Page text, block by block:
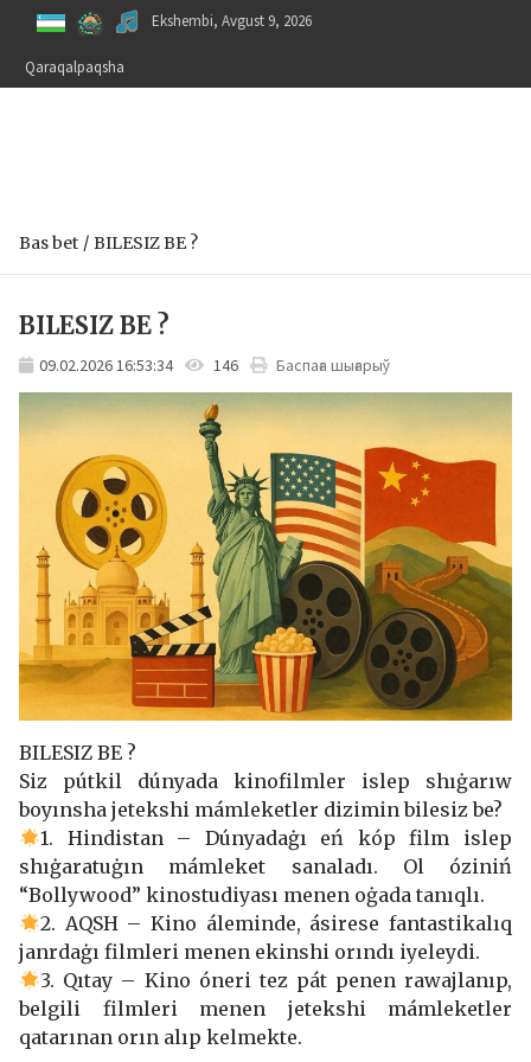
content
Ekshembi, Avgust 9, 2026
Qaraqalpaqsha
Bas bet BILESIZ BE ?
BILESIZ BE ?
09.02.2026 16:53:34 146 Баспаға шығарыў
BILESIZ BE ?
Siz pútkil dúnyada kinofilmler islep shıġarıw
boyınsha jetekshi mámleketler dizimin bilesiz be?
1. Hindistan – Dúnyadaġı eń kóp film islep
shıġaratuġın mámleket sanaladı. Ol óziniń
“Bollywood” kinostudiyası menen oġada tanıqlı.
2. AQSH – Kino áleminde, ásirese fantastikalıq
janrdaġı filmleri menen ekinshi orındı iyeleydi.
3. Qıtay – Kino óneri tez pát penen rawajlanıp,
belgili filmleri menen jetekshi mámleketler
qatarınan orın alıp kelmekte.